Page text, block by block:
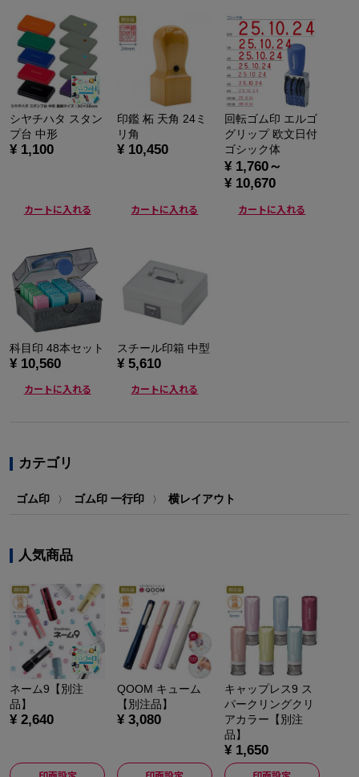
シヤチハタ スタン
プ台 中形
¥ 1,100
カートに入れる
印鑑 柘 天角 24ミ
リ角
¥ 10,450
カートに入れる
回転ゴム印 エルゴ
グリップ 欧文日付
ゴシック体
¥ 1,760～
¥ 10,670
カートに入れる
科目印 48本セット
¥ 10,560
カートに入れる
スチール印箱 中型
¥ 5,610
カートに入れる
カテゴリ
ゴム印 〉 ゴム印 一行印 〉 横レイアウト
人気商品
ネーム9【別注
品】
¥ 2,640
QOOM キューム
【別注品】
¥ 3,080
キャップレス9 ス
パークリングクリ
アカラー【別注
品】
¥ 1,650